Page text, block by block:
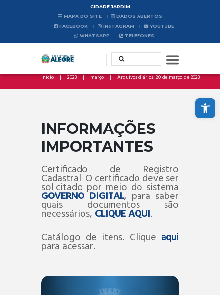
Abrir a barra de ferramentas
CIDADE JARDIM
MAPA DO SITE
DADOS ABERTOS
FACEBOOK
INSTAGRAM
YOUTUBE
WHATSAPP
TELEFONES
Início 2023 março Arquivos diários: 20 de março de 2023
INFORMAÇÕES
IMPORTANTES
Certificado de Registro
Cadastral: O certificado deve ser
solicitado por meio do sistema
GOVERNO DIGITAL, para saber
quais documentos são
necessários, CLIQUE AQUI.
Catálogo de itens. Clique aqui
para acessar.